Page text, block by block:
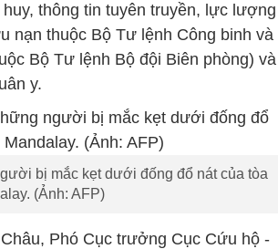
thông tin tuyên truyền, lực lượng
nạn thuộc Bộ Tư lệnh Công binh và
Bộ Tư lệnh Bộ đội Biên phòng) và
y.
bị mắc kẹt dưới đống đổ nát của tòa
(Ảnh: AFP)
Phó Cục trưởng Cục Cứu hộ -